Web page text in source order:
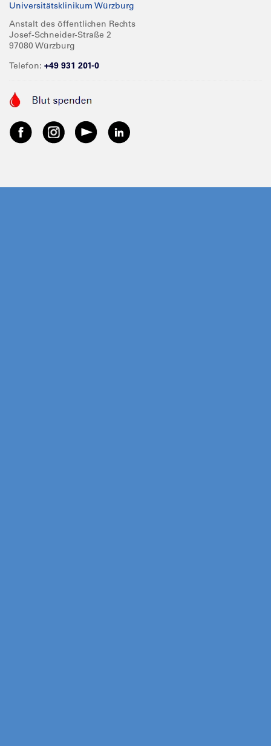
Universitätsklinikum Würzburg
Anstalt des öffentlichen Rechts
Josef-Schneider-Straße 2
97080 Würzburg
Telefon: +49 931 201-0